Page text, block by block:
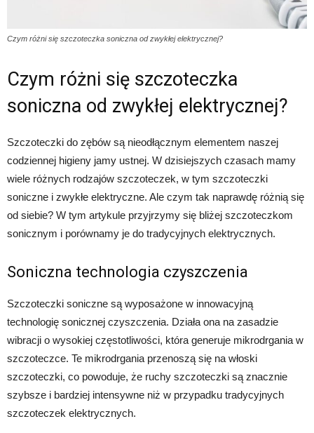
Czym różni się szczoteczka soniczna od zwykłej elektrycznej?
Czym różni się szczoteczka
soniczna od zwykłej elektrycznej?
Szczoteczki do zębów są nieodłącznym elementem naszej
codziennej higieny jamy ustnej. W dzisiejszych czasach mamy
wiele różnych rodzajów szczoteczek, w tym szczoteczki
soniczne i zwykłe elektryczne. Ale czym tak naprawdę różnią się
od siebie? W tym artykule przyjrzymy się bliżej szczoteczkom
sonicznym i porównamy je do tradycyjnych elektrycznych.
Soniczna technologia czyszczenia
Szczoteczki soniczne są wyposażone w innowacyjną
technologię sonicznej czyszczenia. Działa ona na zasadzie
wibracji o wysokiej częstotliwości, która generuje mikrodrgania w
szczoteczce. Te mikrodrgania przenoszą się na włoski
szczoteczki, co powoduje, że ruchy szczoteczki są znacznie
szybsze i bardziej intensywne niż w przypadku tradycyjnych
szczoteczek elektrycznych.